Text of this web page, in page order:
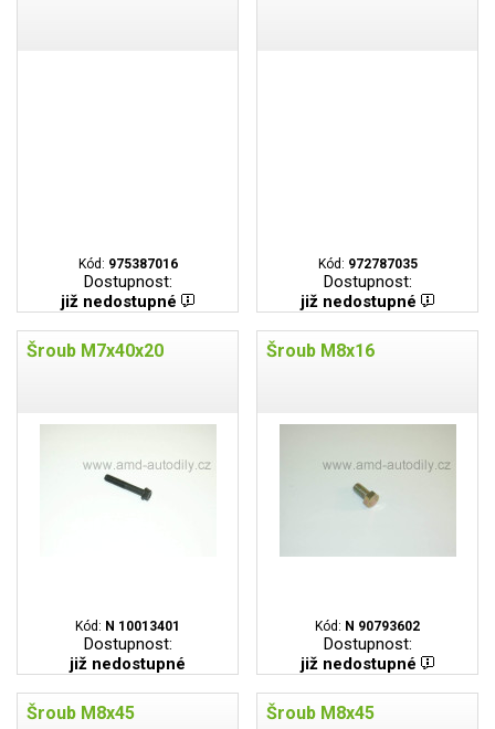
Kód: 975387016
Dostupnost:
již nedostupné
Kód: 972787035
Dostupnost:
již nedostupné
Šroub M7x40x20
Kód: N 10013401
Dostupnost:
již nedostupné
Šroub M8x16
Kód: N 90793602
Dostupnost:
již nedostupné
Šroub M8x45 Šroub M8x45